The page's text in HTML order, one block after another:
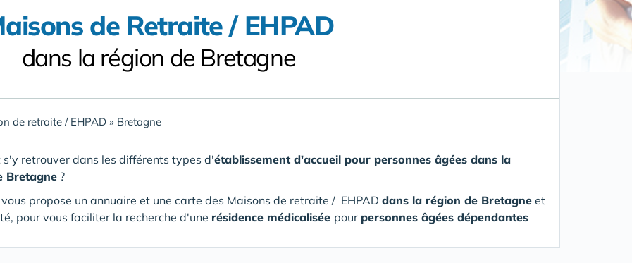
de Retraite / EHPAD
dans la région de Bretagne
de retraite / EHPAD » Bretagne
s'y retrouver dans les différents types d'établissement d'accueil pour personnes âgées dans la
Bretagne ?
propose un annuaire et une carte des Maisons de retraite / EHPAD dans la région de Bretagne et
pour vous faciliter la recherche d'une résidence médicalisée pour personnes âgées dépendantes